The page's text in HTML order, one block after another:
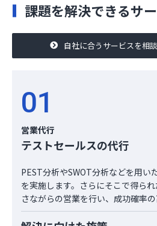
課題を解決できるサ
自社に合うサービスを相
01
営業代行
テストセールスの代行
PEST分析やSWOT分析などを用い
を実施します。さらにそこで得ら
さながらの営業を行い、成功確率の